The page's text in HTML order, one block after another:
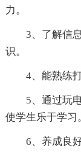
力。
3、了解信
识。
4、能熟练
5、通过玩
使学生乐于学习
6、养成良